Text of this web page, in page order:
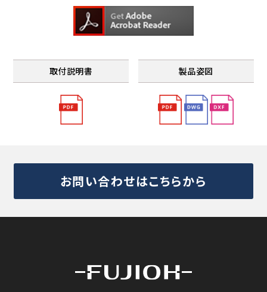
取付説明書 製品姿図
お問い合わせはこちらから